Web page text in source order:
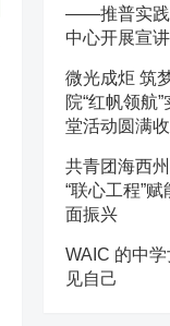
——推普实践
中心开展宣
微光成炬 筑
院“红帆领航
堂活动圆满
共青团海西
“联心工程”
面振兴
WAIC 的中
见自己